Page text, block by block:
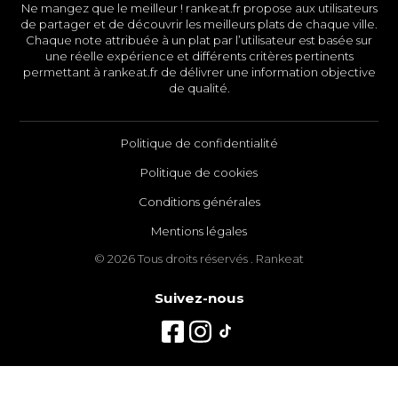
Ne mangez que le meilleur ! rankeat.fr propose aux utilisateurs
de partager et de découvrir les meilleurs plats de chaque ville.
Chaque note attribuée à un plat par l’utilisateur est basée sur
une réelle expérience et différents critères pertinents
permettant à rankeat.fr de délivrer une information objective
de qualité.
Politique de confidentialité
Politique de cookies
Conditions générales
Mentions légales
© 2026 Tous droits réservés . Rankeat
Suivez-nous